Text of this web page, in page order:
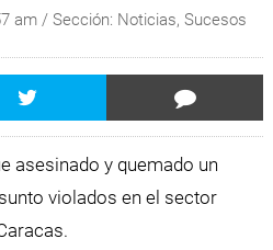
am / Sección: Noticias, Sucesos
asesinado y quemado un
violados en el sector